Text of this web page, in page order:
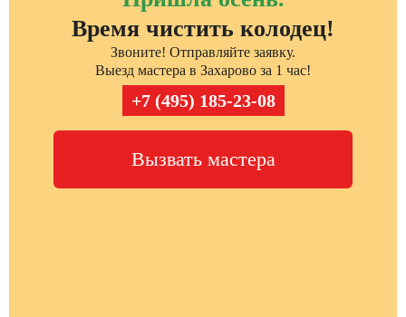
Время чистить колодец!
Звоните! Отправляйте заявку.
Выезд мастера в Захарово за 1 час!
+7 (495) 185-23-08
Вызвать мастера